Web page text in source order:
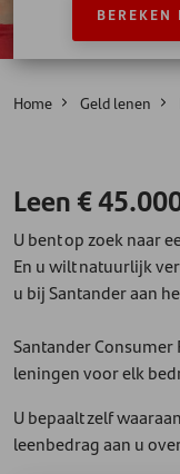
Home Geld lenen
Leen €
U bent op zoek naar
En u wilt natuurlijk
u bij Santander aan
Santander
leningen voor elk
U bepaalt zelf
leenbedrag aan u